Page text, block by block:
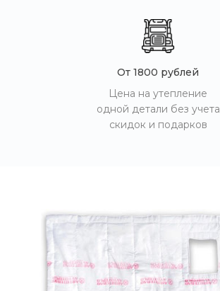
От 1800 рублей
Цена на утепление
одной детали без учета
скидок и подарков